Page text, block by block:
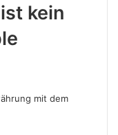
kein